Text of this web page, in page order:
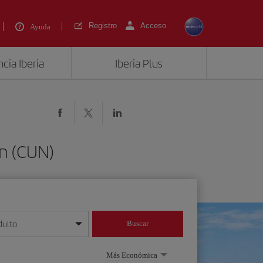
Ayuda Registro Acceso
Iberia Iberia Plus
(CUN)
mes/año
Buscar
Más Económica